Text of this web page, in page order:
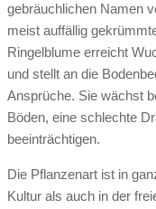
gebräuchlichen Namen
meist auffällig
Ringelblume erreicht
und stellt an die
Ansprüche. Sie wächst
Böden, eine schlechte
beeinträchtigen.
Die Pflanzenart ist in
Kultur als auch in der